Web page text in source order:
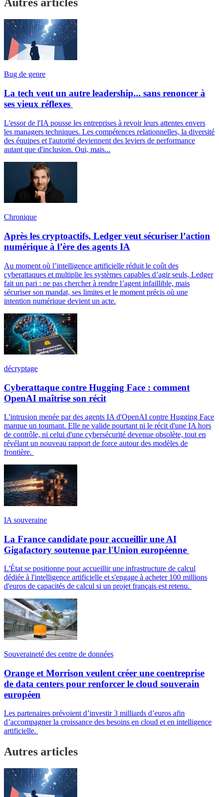
Autres articles
Bug de genre
La tech veut un autre leadership... sans renoncer à
ses vieux réflexes
L'essor de l'IA pousse les entreprises à revoir leurs attentes envers
les managers techniques. Les compétences relationnelles, la diversité
des équipes et l'autorité deviennent des leviers de performance
autant que d'inclusion. Oui, mais...
Chronique
Après les cryptoactifs, Ledger veut sécuriser l’action
numérique à l’ère des agents IA
Au moment où l’intelligence artificielle réduit le coût des
cyberattaques et multiplie les systèmes capables d’agir seuls, Ledger
fait un pari : ne pas chercher à rendre l’agent infaillible, mais
sécuriser son mandat, ses limites et le moment précis où une
intention numérique devient un acte.
décryptage
Cyberattaque contre Hugging Face : comment
OpenAI maîtrise son récit
L'intrusion menée par des agents IA d'OpenAI contre Hugging Face
marque un tournant. Elle ne valide pourtant ni le récit d'une IA hors
de contrôle, ni celui d'une cybersécurité devenue obsolète, tout en
révélant un nouveau rapport de force autour des modèles de
frontière.
IA souveraine
La France candidate pour accueillir une AI
Gigafactory soutenue par l'Union européenne
L'État se positionne pour accueillir une infrastructure de calcul
dédiée à l'intelligence artificielle et s'engage à acheter 100 millions
d'euros de capacités de calcul si un projet français est retenu.
Souveraineté des centre de données
Orange et Morrison veulent créer une coentreprise
de data centers pour renforcer le cloud souverain
européen
Les partenaires prévoient d’investir 3 milliards d’euros afin
d’accompagner la croissance des besoins en cloud et en intelligence
artificielle.
Autres articles